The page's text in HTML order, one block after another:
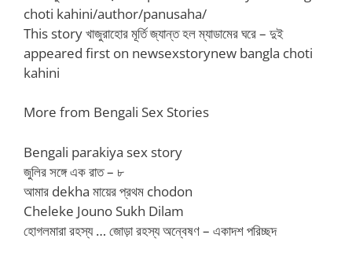
choti kahini/author/panusaha/
This story খাজুরাহোর মূর্তি জ্যান্ত হল ম্যাডামের ঘরে – দুই
appeared first on newsexstorynew bangla choti
kahini
More from Bengali Sex Stories
Bengali parakiya sex story
জুলির সঙ্গে এক রাত – ৮
আমার dekha মায়ের প্রথম chodon
Cheleke Jouno Sukh Dilam
হোগলমারা রহস্য … জোড়া রহস্য অন্বেষণ – একাদশ পরিচ্ছদ